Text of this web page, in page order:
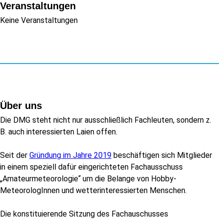
Veranstaltungen
Keine Veranstaltungen
Über uns
Die DMG steht nicht nur ausschließlich Fachleuten, sondern z.
B. auch interessierten Laien offen.
Seit der Gründung im Jahre 2019 beschäftigen sich Mitglieder
in einem speziell dafür eingerichteten Fachausschuss
„Amateurmeteorologie“ um die Belange von Hobby-
MeteorologInnen und wetterinteressierten Menschen.
Die konstituierende Sitzung des Fachauschusses